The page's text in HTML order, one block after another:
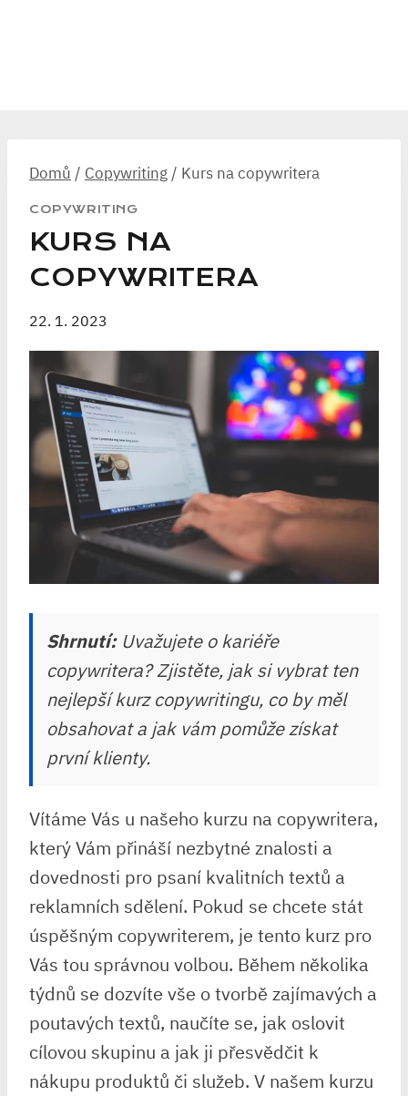
Domů / Copywriting / Kurs na copywritera
COPYWRITING
KURS NA
COPYWRITERA
22. 1. 2023
Shrnutí:Uvažujete o kariéře
copywritera? Zjistěte, jak si vybrat ten
nejlepší kurz copywritingu, co by měl
obsahovat a jak vám pomůže získat
první klienty.
Vítáme Vás u našeho kurzu na copywritera,
který Vám přináší nezbytné znalosti a
dovednosti pro psaní kvalitních textů a
reklamních sdělení. Pokud se chcete stát
úspěšným copywriterem, je tento kurz pro
Vás tou správnou volbou. Během několika
týdnů se dozvíte vše o tvorbě zajímavých a
poutavých textů, naučíte se, jak oslovit
cílovou skupinu a jak ji přesvědčit k
nákupu produktů či služeb. V našem kurzu